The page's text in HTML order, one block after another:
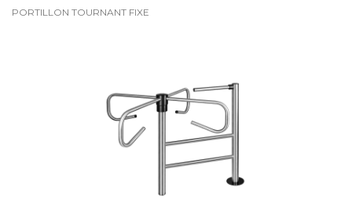
PORTILLON TOURNANT FIXE